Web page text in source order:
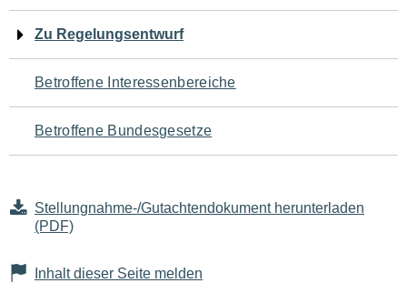
für
den
Seiteninhalt
Zu Regelungsentwurf
Betroffene Interessenbereiche
Betroffene Bundesgesetze
Stellungnahme-/Gutachtendokument herunterladen
(PDF)
Inhalt dieser Seite melden